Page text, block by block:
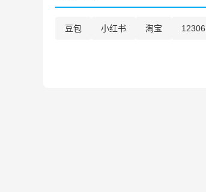
豆包 小红书 淘宝 12306